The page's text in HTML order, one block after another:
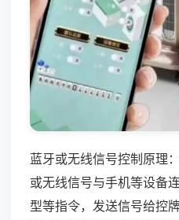
蓝牙或无线信号控制原理
或无线信号与手机等设备
型等指令，发送信号给控